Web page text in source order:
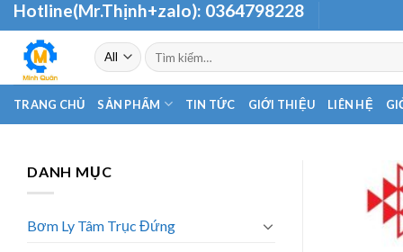
Skip
to
content
Hotline(Mr.Thịnh+zalo): 0364798228
Tìm
kiếm:
TRANG CHỦ SẢN PHẨM TIN TỨC GIỚI THIỆU LIÊN HỆ
DANH MỤC
Bơm Ly Tâm Trục Đứng